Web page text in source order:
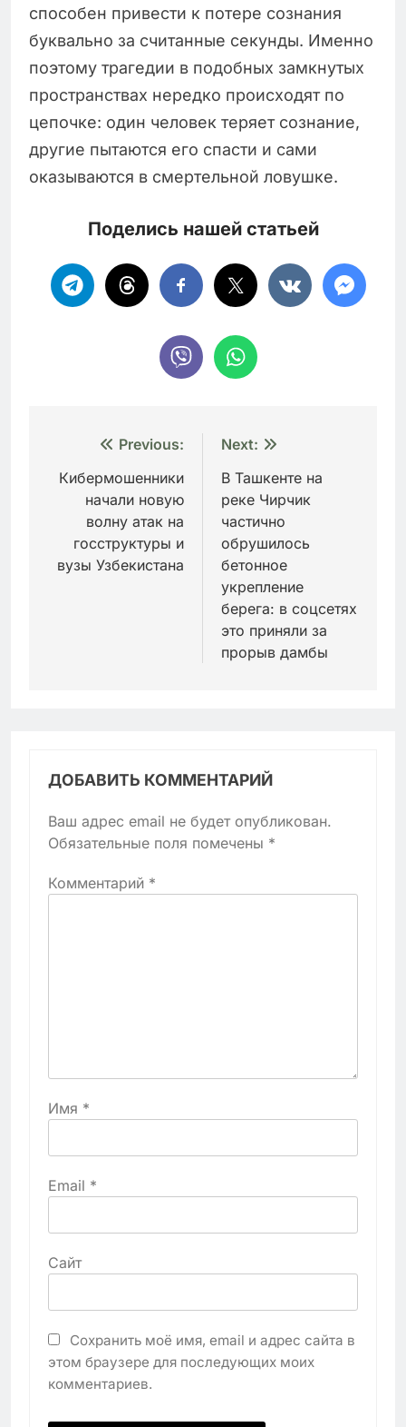
способен привести к потере сознания
буквально за считанные секунды. Именно
поэтому трагедии в подобных замкнутых
пространствах нередко происходят по
цепочке: один человек теряет сознание,
другие пытаются его спасти и сами
оказываются в смертельной ловушке.
Поделись нашей статьей
Навигация
по
записям
Previous:
Кибермошенники
начали новую
волну атак на
госструктуры и
вузы Узбекистана
Next:
В Ташкенте на
реке Чирчик
частично
обрушилось
бетонное
укрепление
берега: в соцсетях
это приняли за
прорыв дамбы
ДОБАВИТЬ КОММЕНТАРИЙ
Ваш адрес email не будет опубликован.
Обязательные поля помечены *
Комментарий *
Имя *
Email *
Сайт
Сохранить моё имя, email и адрес сайта в
этом браузере для последующих моих
комментариев.